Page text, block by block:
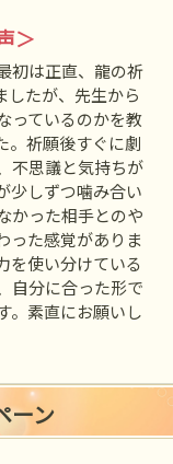
＞
初は正直、龍の祈
したが、先生から
っているのかを教
。祈願後すぐに劇
不思議と気持ちが
少しずつ噛み合い
かった相手とのや
った感覚がありま
を使い分けている
自分に合った形で
。素直にお願いし
ーン